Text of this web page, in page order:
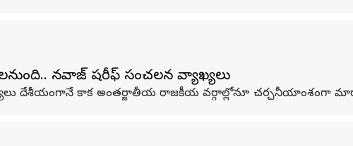
నవాజ్ షరీఫ్ సంచలన వ్యాఖ్యలు
దేశీయంగానే కాక అంతర్జాతీయ రాజకీయ వర్గాల్లోనూ చర్చనీయాంశంగా